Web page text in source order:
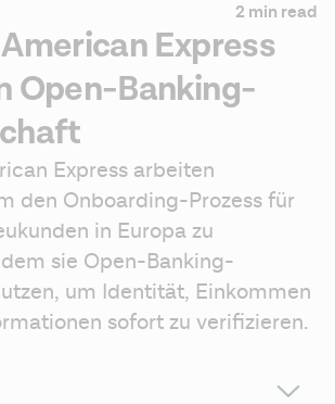
2 min read
Express
Open-Banking-
Express arbeiten
den Onboarding-Prozess für
in Europa zu
sie Open-Banking-
um Identität, Einkommen
sofort zu verifizieren.